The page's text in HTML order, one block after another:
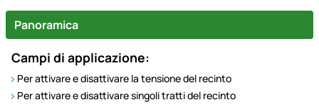
Panoramica
Campi di applicazione:
Per attivare e disattivare la tensione del recinto
Per attivare e disattivare singoli tratti del recinto